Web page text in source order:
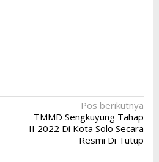
Pos berikutnya
TMMD Sengkuyung Tahap
II 2022 Di Kota Solo Secara
Resmi Di Tutup